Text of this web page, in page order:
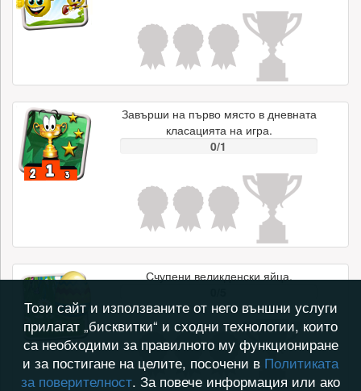
Завърши на първо място в дневната
класацията на игра.
0/1
Счупени великденски яйца.
Този сайт и използваните от него външни услуги
прилагат „бисквитки“ и сходни технологии, които
са необходими за правилното му функциониране
и за постигане на целите, посочени в Политиката
за поверителност. За повече информация или ако